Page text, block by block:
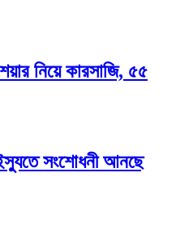
নিয়ে কারসাজি, ৫৫
সংশোধনী আনছে